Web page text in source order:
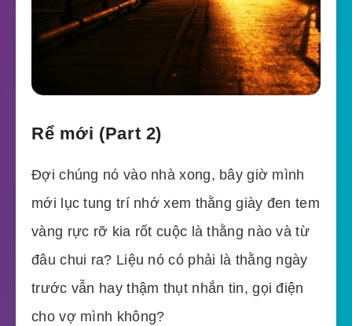
Rể mới (Part 2)
Đợi chúng nó vào nhà xong, bây giờ mình
mới lục tung trí nhớ xem thằng giày đen tem
vàng rực rỡ kia rốt cuộc là thằng nào và từ
đâu chui ra? Liệu nó có phải là thằng ngày
trước vẫn hay thậm thụt nhắn tin, gọi điện
cho vợ mình không?